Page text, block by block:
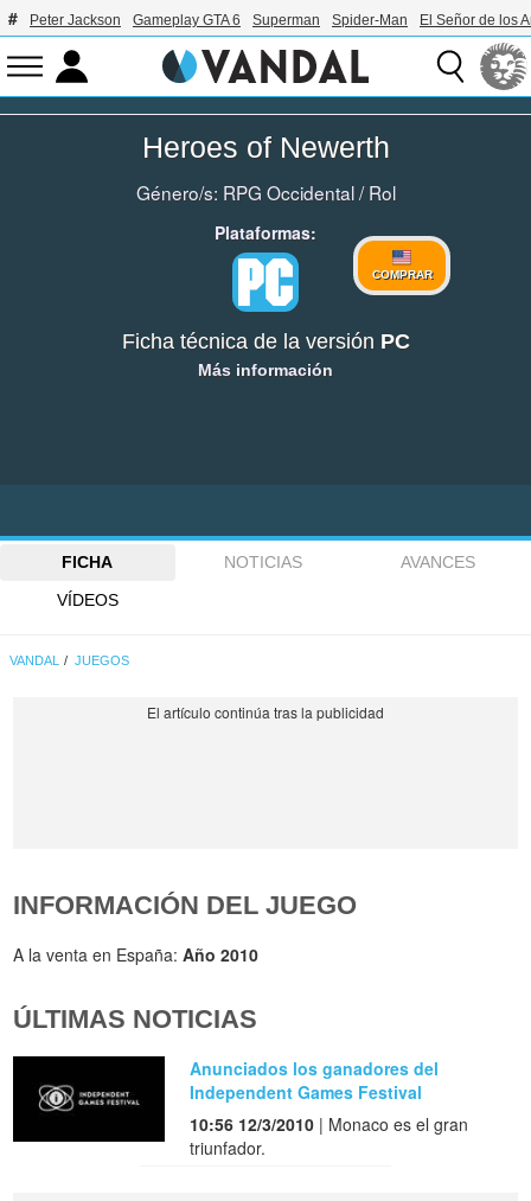
Peter Jackson Gameplay GTA 6 Superman Spider-Man El Señor de los
Heroes of Newerth
Género/s: RPG Occidental/Rol
Plataformas:
COMPRAR
Ficha técnica de la versión PC
Más información
FICHA NOTICIAS
AVANCES
VÍDEOS
VANDAL JUEGOS
INFORMACIÓN DEL JUEGO
A la venta en España:Año 2010
ÚLTIMAS NOTICIAS
Anunciados los ganadores del
Independent Games Festival
10:56 12/3/2010 | Monaco es el gran
triunfador.